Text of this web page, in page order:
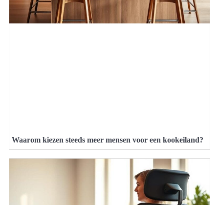
Waarom kiezen steeds meer mensen voor een kookeiland?